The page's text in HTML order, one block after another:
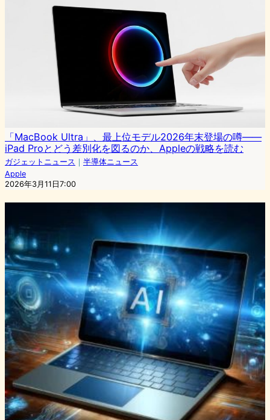
「MacBook Ultra」、最上位モデル2026年末登場の噂——
iPad Proとどう差別化を図るのか、Appleの戦略を読む
ガジェットニュース ｜ 半導体ニュース
Apple
2026年3月11日7:00